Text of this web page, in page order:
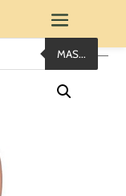
MAS...